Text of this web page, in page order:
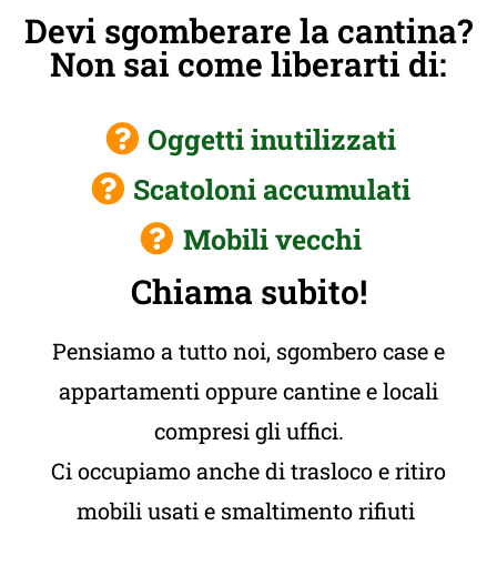
Devi sgomberare la cantina?
Non sai come liberarti di:
Oggetti inutilizzati
Scatoloni accumulati
Mobili vecchi
Chiama subito!
Pensiamo a tutto noi, sgombero case e
appartamenti oppure cantine e locali
compresi gli uffici.
Ci occupiamo anche di trasloco e ritiro
mobili usati e smaltimento rifiuti